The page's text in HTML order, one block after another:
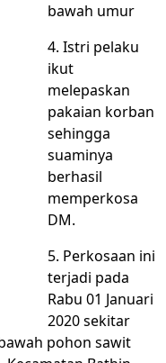
bawah umur
4. Istri pelaku
ikut
melepaskan
pakaian korban
sehingga
suaminya
berhasil
memperkosa
DM.
5. Perkosaan ini
terjadi pada
Rabu 01 Januari
2020 sekitar
pohon sawit